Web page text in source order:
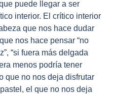
puede llegar a ser
interior. El crítico interior
que nos hace dudar
nos hace pensar “no
“si fuera más delgada
menos podría tener
que no nos deja disfrutar
el que no nos deja